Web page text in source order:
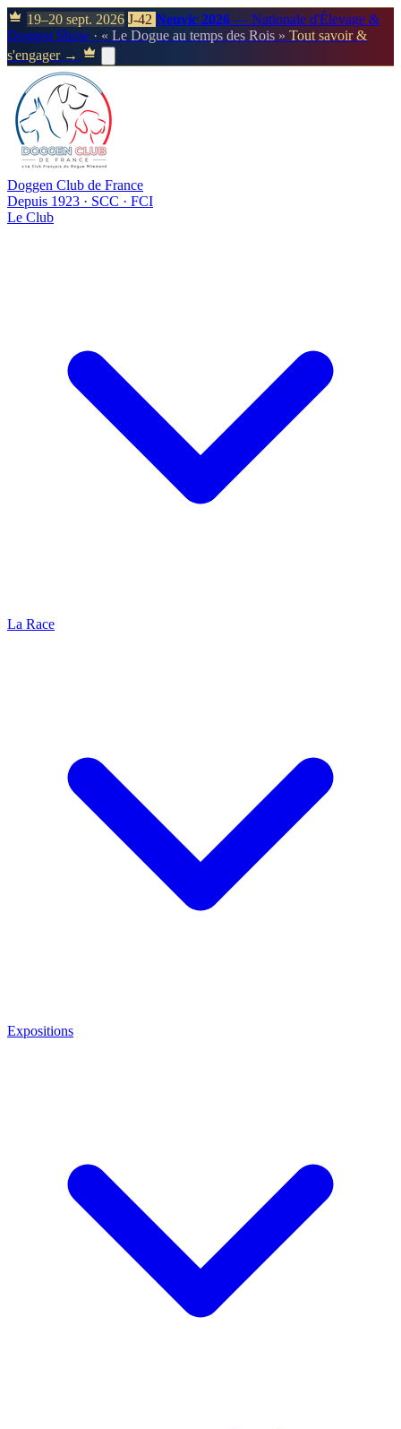
19–20 sept. 2026 J-42 Neuvic 2026 — Nationale d'Élevage &
Doggen Show · « Le Dogue au temps des Rois » Tout savoir &
s'engager →
Doggen Club de France
Depuis 1923 · SCC · FCI
Le Club
La Race
Expositions